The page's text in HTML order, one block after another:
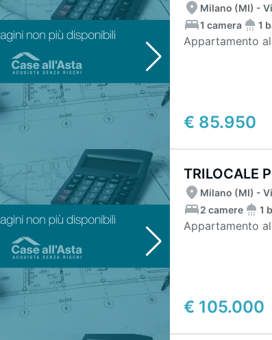
€ 85.950
Milano (MI) -
1 camera
1
Appartamento
TRILOCALE
€ 105.000
Milano (MI) -
2 camere
1
Appartamento